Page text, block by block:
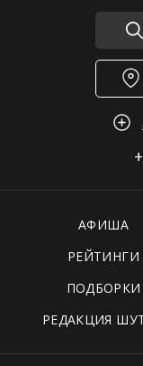
АФИША
РЕЙТИНГИ
ПОДБОРКИ
РЕДАКЦИЯ